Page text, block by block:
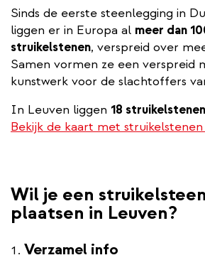
Sinds de eerste steenlegging in
liggen er in Europa al meer dan
struikelstenen, verspreid over
Samen vormen ze een verspreid
kunstwerk voor de slachtoffers
In Leuven liggen 18 struikelstenen
Bekijk de kaart met
Wil je een
plaatsen in Leuven?
Verzamel info